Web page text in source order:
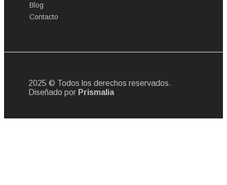
Blog
Contacto
2025 © Todos los derechos reservados.
Diseñado por Prismalia